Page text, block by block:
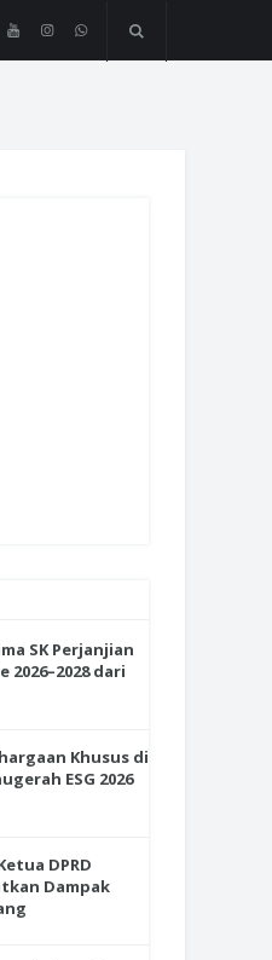
SK Perjanjian
2026–2028 dari
Khusus di
ESG 2026
DPRD
Dampak